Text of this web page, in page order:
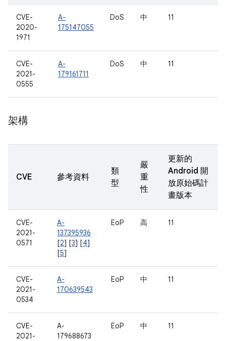
CVE-
2020-
1971
A-
175147055
DoS 中 11
CVE-
2021-
0555
A-
179161711
DoS 中 11
架構
CVE 參考資料
類
型
嚴
重
性
更新的
Android 開
放原始碼計
畫版本
CVE-
2021-
0571
A-
137395936
[2] [3] [4]
[5]
EoP 高 11
CVE-
2021-
0534
A-
170639543
EoP 中 11
CVE-
2021-
A-
179688673
EoP 中 11